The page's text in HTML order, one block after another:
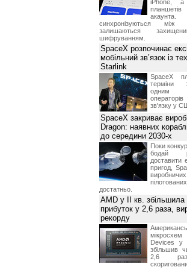
iPhone, а
акаунта.
синхронізуються між
залишаються
шифруванням.
SpaceX розпочинає
мобільний зв’язок із
Starlink
SpaceX
терміни
одним
зв'язку у
SpaceX закриває
Dragon: наявних
до середини 2030-х
Поки
бодай
доставити
пригод,
достатньо.
AMD у II кв. збільшила
прибуток у 2,6 раза,
рекорду
Devices у
збільшив
2,6